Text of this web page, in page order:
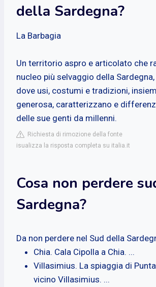
della Sardegna?
La Barbagia
Un territorio aspro e articolato che
nucleo più selvaggio della
dove usi, costumi e tradizioni,
generosa, caratterizzano e
delle sue genti da millenni.
Richiesta di rimozione della fonte
isualizza la risposta completa su italia.it
Cosa non perdere
Sardegna?
Da non perdere nel Sud della
Chia. Cala Cipolla a Chia. ...
Villasimius. La spiaggia di
vicino Villasimius. ...